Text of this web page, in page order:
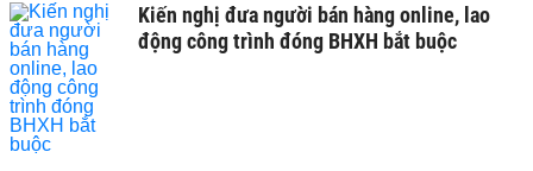
Kiến nghị đưa người bán hàng online, lao
động công trình đóng BHXH bắt buộc